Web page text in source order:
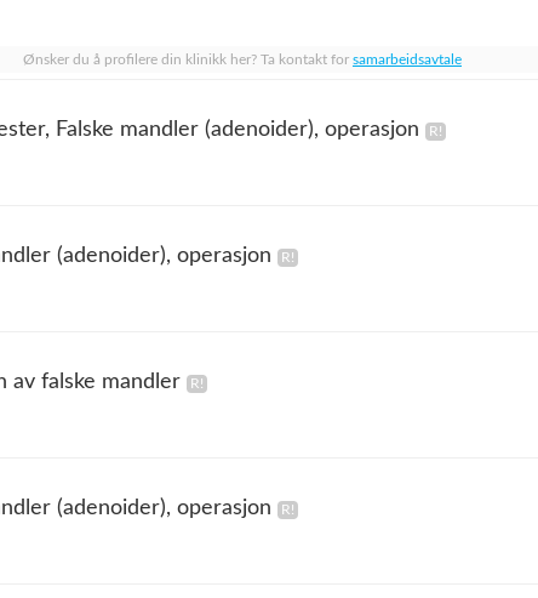
Ønsker du å profilere din klinikk her? Ta kontakt for samarbeidsavtale
Falske mandler (adenoider), operasjon
(adenoider), operasjon
av falske mandler
(adenoider), operasjon